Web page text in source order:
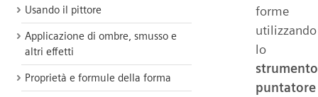
Usando il pittore
Applicazione di ombre, smusso e
altri effetti
Proprietà e formule della forma
forme
utilizzando
lo
strumento
puntatore